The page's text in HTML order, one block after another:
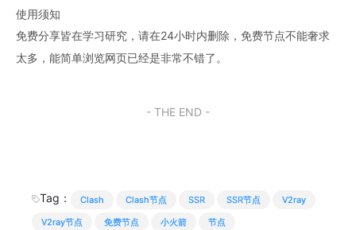
使用须知
免费分享皆在学习研究，请在24小时内删除，免费节点不能奢求
太多，能简单浏览网页已经是非常不错了。
- THE END -
Tag： Clash Clash节点 SSR SSR节点
V2ray
V2ray节点
免费节点 小火箭 节点